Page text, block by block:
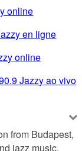
online
en ligne
online
Jazzy ao vivo
from Budapest,
jazz music.